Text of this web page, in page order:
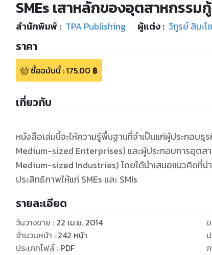
SMEs เสาหลักของอุตสาหกรรม
สำนักพิมพ์ : TPA Publishing ผู้แต่ง : วิฑูรย์ สิมะโ
ราคา
ซื้อฉบับนี้:175.00 ฿
เกี่ยวกับ
หนังสือเล่มนี้จะให้ความรู้พื้นฐานที่จำเป็นแก่ผู้ประกอบธุ
Medium-sized Enterprises) และผู้ประกอบการอุตส
Medium-sized Industries) โดยได้นำเสนอแนวคิดที่
รายละเอียด
วันวางขาย : 22 เม.ย. 2014
จำนวนหน้า : 242 หน้า
ประเภทไฟล์: PDF